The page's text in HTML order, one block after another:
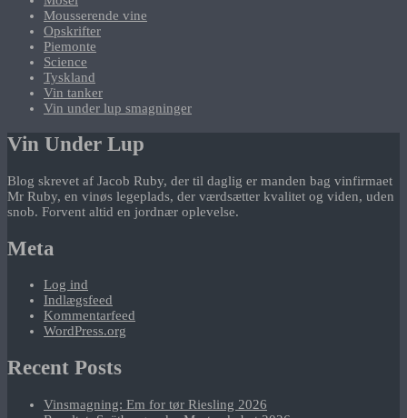
Mousserende vine
Opskrifter
Piemonte
Science
Tyskland
Vin tanker
Vin under lup smagninger
Vin Under Lup
Blog skrevet af Jacob Ruby, der til daglig er manden bag vinfirmaet
Mr Ruby, en vinøs legeplads, der værdsætter kvalitet og viden, uden
snob. Forvent altid en jordnær oplevelse.
Meta
Log ind
Indlægsfeed
Kommentarfeed
WordPress.org
Recent Posts
Vinsmagning: Em for tør Riesling 2026